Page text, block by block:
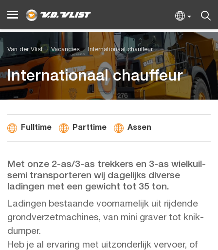
Van der Vlist Vacancies Internationaal chauffeur
Internationaal chauffeur
Fulltime Parttime Assen
Met onze 2-as/3-as trekkers en 3-as wielkuil-
semi transporteren wij dagelijks diverse
ladingen met een gewicht tot 35 ton.
Ladingen bestaande voornamelijk uit rijdende
grondverzetmachines, van mini graver tot knik-
dumper.
Heb je al ervaring met uitzonderlijk vervoer, of